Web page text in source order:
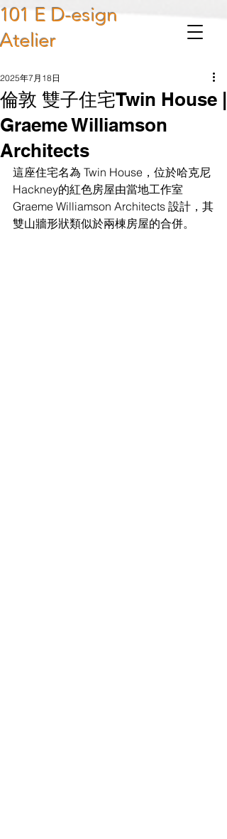
101 E D-esign
Atelier
倫敦 雙子住宅Twin House |
Graeme Williamson
Architects
2025年7月18日
這座住宅名為 Twin House，位於哈克尼
Hackney的紅色房屋由當地工作室
Graeme Williamson Architects 設計，其
雙山牆形狀類似於兩棟房屋的合併。